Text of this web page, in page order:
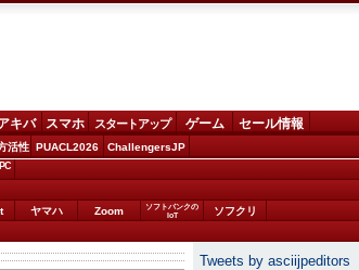
キバ スマホ スタートアップ ゲーム セール情報
活性 PUACL2026 ChallengersJP
ヤマハ Zoom
ソフトバンクの
IoT
ソフクリ
Tweets by asciijpeditors